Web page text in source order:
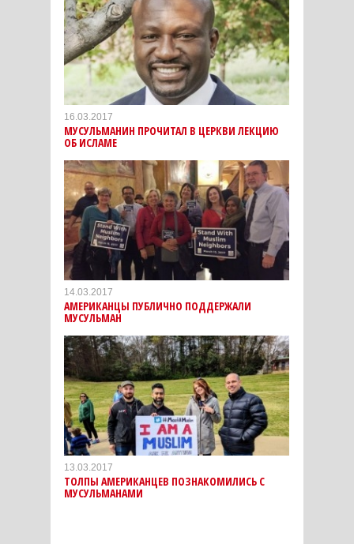
16.03.2017
МУСУЛЬМАНИН ПРОЧИТАЛ В ЦЕРКВИ ЛЕКЦИЮ
ОБ ИСЛАМЕ
14.03.2017
АМЕРИКАНЦЫ ПУБЛИЧНО ПОДДЕРЖАЛИ
МУСУЛЬМАН
13.03.2017
ТОЛПЫ АМЕРИКАНЦЕВ ПОЗНАКОМИЛИСЬ С
МУСУЛЬМАНАМИ